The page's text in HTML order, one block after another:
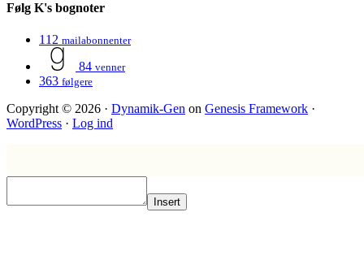
Følg K's bognoter
112 mailabonnenter
84 venner
363 følgere
Copyright © 2026 · Dynamik-Gen on Genesis Framework ·
WordPress · Log ind
Insert